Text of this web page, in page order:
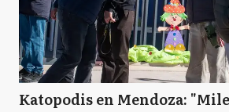
Katopodis en Mendoza: